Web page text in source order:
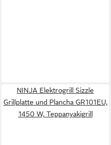
NINJA Elektrogrill Sizzle
Grillplatte und Plancha GR101EU,
1450 W, Teppanyakigrill